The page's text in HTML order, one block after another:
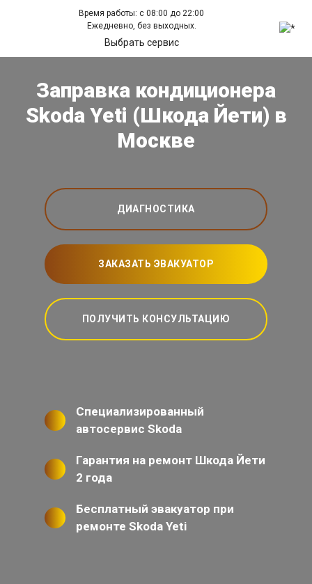
Время работы: с 08:00 до 22:00
Ежедневно, без выходных.
Выбрать сервис
Заправка кондиционера
Skoda Yeti (Шкода Йети) в
Москве
ДИАГНОСТИКА
ЗАКАЗАТЬ ЭВАКУАТОР
ПОЛУЧИТЬ КОНСУЛЬТАЦИЮ
Специализированный
автосервис Skoda
Гарантия на ремонт Шкода Йети
2 года
Бесплатный эвакуатор при
ремонте Skoda Yeti